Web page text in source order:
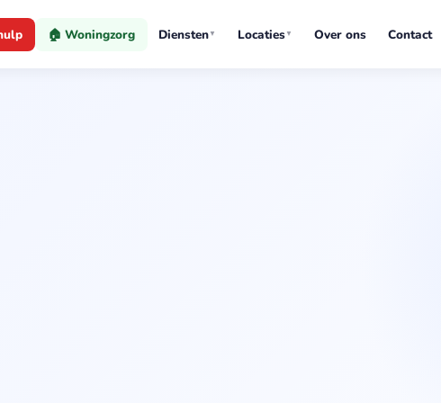
🏠 Woningzorg Diensten▼ Locaties▼ Over ons Contact